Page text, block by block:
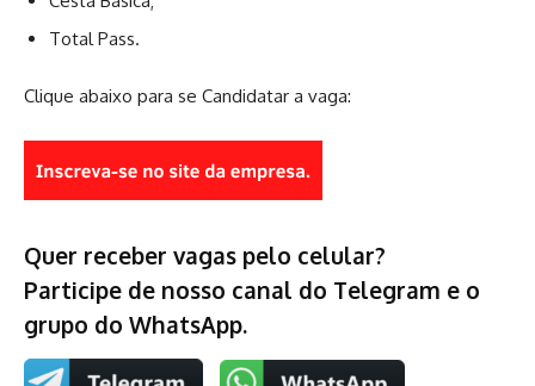
Total Pass.
Clique abaixo para se Candidatar a vaga:
Quer receber vagas pelo celular?
Participe de nosso canal do Telegram e o
grupo do WhatsApp.